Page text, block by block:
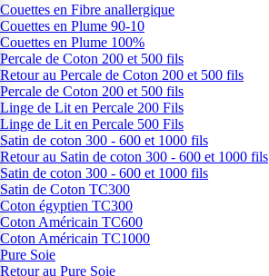
Couettes en Fibre anallergique
Couettes en Plume 90-10
Couettes en Plume 100%
Percale de Coton 200 et 500 fils
Retour au Percale de Coton 200 et 500 fils
Percale de Coton 200 et 500 fils
Linge de Lit en Percale 200 Fils
Linge de Lit en Percale 500 Fils
Satin de coton 300 - 600 et 1000 fils
Retour au Satin de coton 300 - 600 et 1000 fils
Satin de coton 300 - 600 et 1000 fils
Satin de Coton TC300
Coton égyptien TC300
Coton Américain TC600
Coton Américain TC1000
Pure Soie
Retour au Pure Soie